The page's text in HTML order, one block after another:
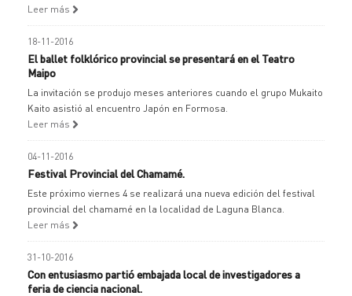
Leer más
18-11-2016
El ballet folklórico provincial se presentará en el Teatro
Maipo
La invitación se produjo meses anteriores cuando el grupo Mukaito
Kaito asistió al encuentro Japón en Formosa.
Leer más
04-11-2016
Festival Provincial del Chamamé.
Este próximo viernes 4 se realizará una nueva edición del festival
provincial del chamamé en la localidad de Laguna Blanca.
Leer más
31-10-2016
Con entusiasmo partió embajada local de investigadores a
feria de ciencia nacional.